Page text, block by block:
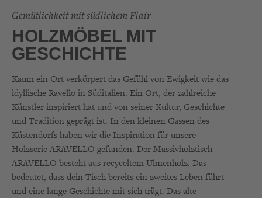
Gemütlichkeit mit südlichem Flair
HOLZMÖBEL MIT
GESCHICHTE
Kaum ein Ort verkörpert das Gefühl von Ewigkeit wie das
idyllische Ravello in Süditalien. Ein Ort, der zahlreiche
Künstler inspiriert hat und von seiner Kultur, Geschichte
und Tradition geprägt ist. In den kleinen Gassen des
Küstendorfs haben wir die Inspiration für unsere
Holzserie ARAVELLO gefunden. Der Massivholztisch
ARAVELLO besteht aus recyceltem Ulmenholz. Das
bedeutet, dass dein Tisch bereits ein zweites Leben führt
und eine lange Geschichte mit sich trägt. Das alte